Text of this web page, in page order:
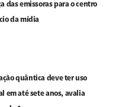
das emissoras para o centro
da mídia
quântica deve ter uso
em até sete anos, avalia